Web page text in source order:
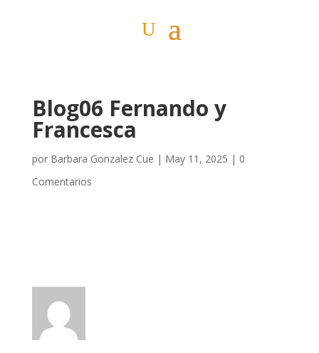
Blog06 Fernando y
Francesca
por Barbara Gonzalez Cue | May 11, 2025 | 0
Comentarios